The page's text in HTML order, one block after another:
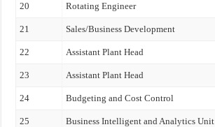
20 Rotating Engineer
21 Sales/Business Development
22 Assistant Plant Head
23 Assistant Plant Head
24 Budgeting and Cost Control
25 Business Intelligent and Analytics Unit